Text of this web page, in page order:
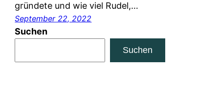
gründete und wie viel Rudel,…
September 22, 2022
Suchen
Suchen